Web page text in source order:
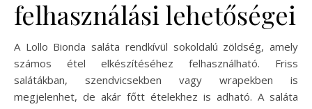
felhasználási lehetőségei
A Lollo Bionda saláta rendkívül sokoldalú zöldség, amely
számos étel elkészítéséhez felhasználható. Friss
salátákban, szendvicsekben vagy wrapekben is
megjelenhet, de akár főtt ételekhez is adható. A saláta